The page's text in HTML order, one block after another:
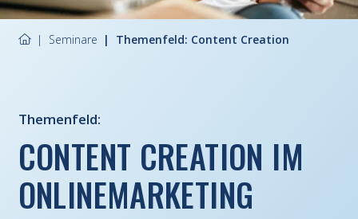
Seminare Themenfeld: Content Creation
Themenfeld:
CONTENT CREATION IM
ONLINEMARKETING